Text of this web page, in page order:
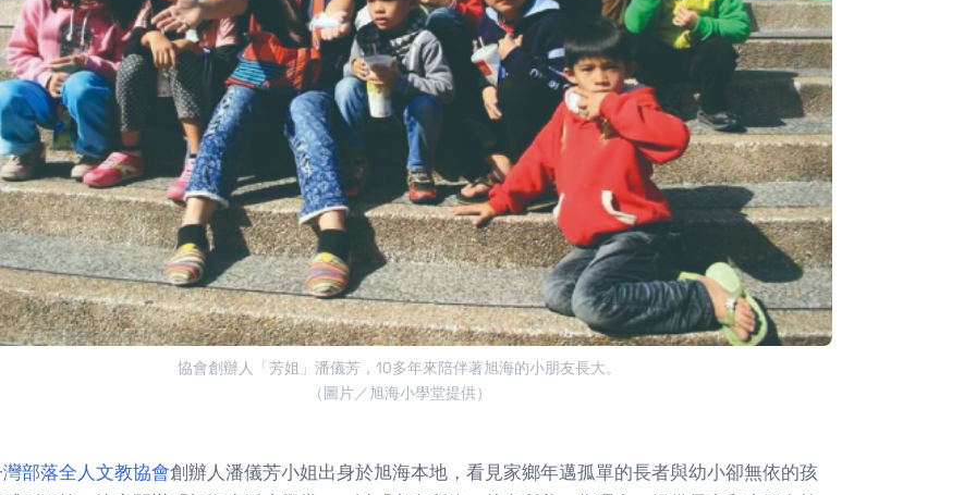
協會創辦人「芳姐」潘儀芳，10多年來陪伴著旭海的小朋友長大。
（圖片／旭海小學堂提供）
部落全人文教協會創辦人潘儀芳小姐出身於旭海本地，看見家鄉年邁孤單的長者與幼小卻無依的孩